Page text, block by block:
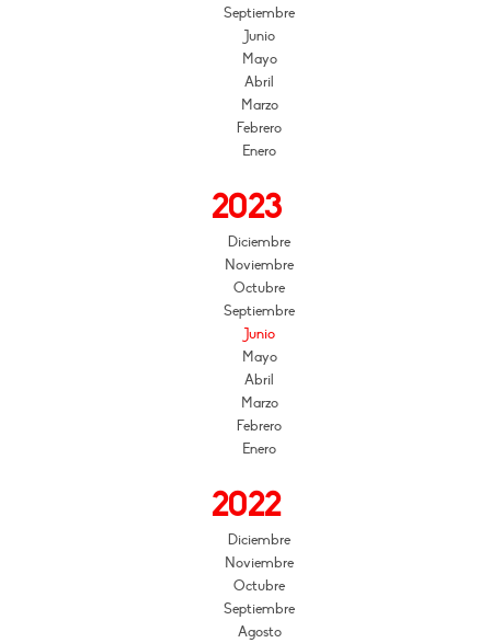
Septiembre
Junio
Mayo
Abril
Marzo
Febrero
Enero
2023
Diciembre
Noviembre
Octubre
Septiembre
Junio
Mayo
Abril
Marzo
Febrero
Enero
2022
Diciembre
Noviembre
Octubre
Septiembre
Agosto